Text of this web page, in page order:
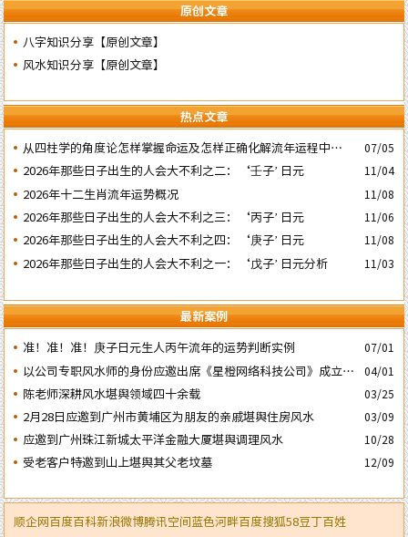
原创文章
八字知识分享【原创文章】
风水知识分享【原创文章】
热点文章
​从四柱学的角度论怎样掌握命运及怎样正确化解流年运程中的灾
祸
07/05
2026年那些日子出生的人会大不利之二：‘壬子’ 日元 11/04
2026年十二生肖流年运势概况 11/08
2026年那些日子出生的人会大不利之三：‘丙子’ 日元 11/06
2026年那些日子出生的人会大不利之四：‘庚子’ 日元 11/08
2026年那些日子出生的人会大不利之一：‘戊子’ 日元分析 11/03
最新案例
准！准！准！庚子日元生人丙午流年的运势判断实例
07/01
以公司专职风水师的身份应邀出席《星橙网络科技公司》成立5
周年庆典
04/01
陈老师深耕风水堪舆领域四十余载 03/25
2月28日应邀到广州市黄埔区为朋友的亲戚堪舆住房风水 03/09
应邀到广州珠江新城太平洋金融大厦堪舆调理风水 10/28
受老客户特邀到山上堪舆其父老坟墓 12/09
顺企网百度百科新浪微博腾讯空间蓝色河畔百度搜狐58豆丁百姓